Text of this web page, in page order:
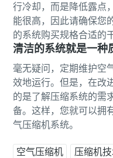
行冷却，而是降低露点
能很高，因此请确保您
的系统购买规格合适的
清洁的系统就是一种
毫无疑问，定期维护空
效地运行。但是，在改
的是了解压缩系统的需
备。这样，您就可以拥
气压缩机系统。
空气压缩机 压缩机